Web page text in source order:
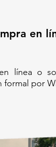
en
línea o
formal por